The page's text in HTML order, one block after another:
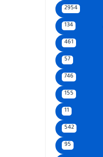
2954
134
461
57
746
155
11
542
95